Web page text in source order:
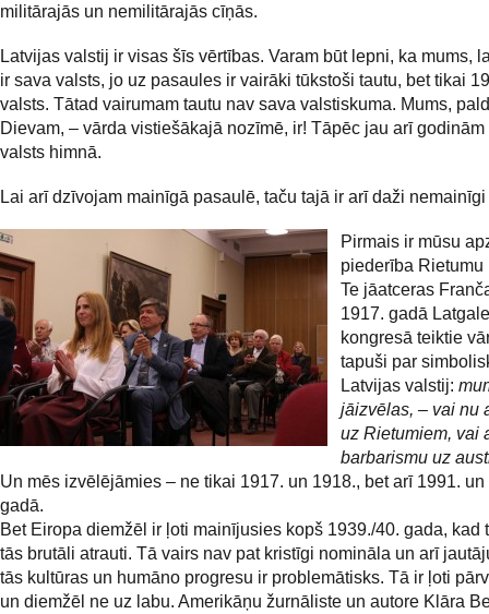
militārajās un nemilitārajās cīņās.
Latvijas valstij ir visas šīs vērtības. Varam būt lepni, ka mums,
ir sava valsts, jo uz pasaules ir vairāki tūkstoši tautu, bet tikai
valsts. Tātad vairumam tautu nav sava valstiskuma. Mums,
Dievam, – vārda vistiešākajā nozīmē, ir! Tāpēc jau arī
valsts himnā.
Lai arī dzīvojam mainīgā pasaulē, taču tajā ir arī daži
Pirmais ir mūsu
piederība Rietumu
Te jāatceras
1917. gadā
kongresā teiktie
tapuši par
Latvijas valstij:
jāizvēlas, – vai nu
uz Rietumiem, vai
barbarismu uz
Un mēs izvēlējāmies – ne tikai 1917. un 1918., bet arī 1991. un
gadā.
Bet Eiropa diemžēl ir ļoti mainījusies kopš 1939./40. gada, kad
tās brutāli atrauti. Tā vairs nav pat kristīgi nomināla un arī
tās kultūras un humāno progresu ir problemātisks. Tā ir ļoti
un diemžēl ne uz labu. Amerikāņu žurnāliste un autore Klāra